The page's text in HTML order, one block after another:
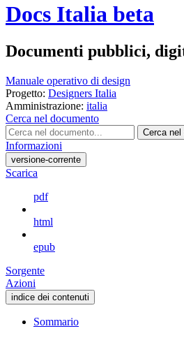
Docs Italia beta
Documenti pubblici,
Manuale operativo di design
Progetto: Designers Italia
Amministrazione: italia
Cerca nel documento
Cerca nel
Informazioni
versione-corrente
Scarica
pdf
html
epub
Sorgente
Azioni
indice dei contenuti
Sommario